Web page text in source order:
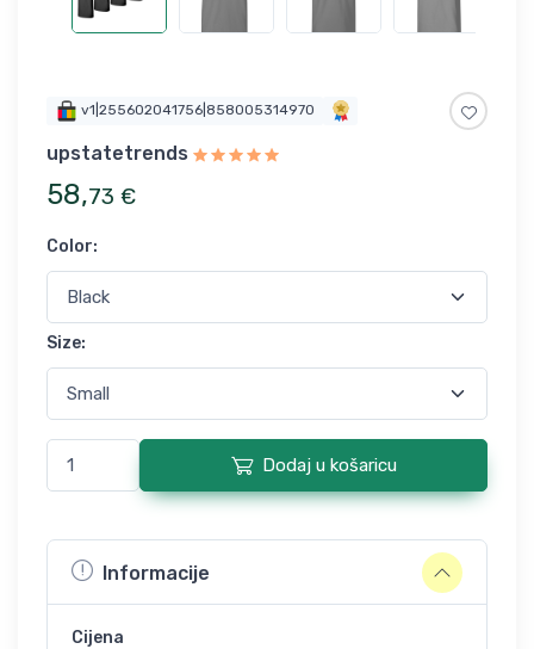
v1|255602041756|858005314970
upstatetrends
58,73 €
Color:
Size:
Dodaj u košaricu
Informacije
Cijena